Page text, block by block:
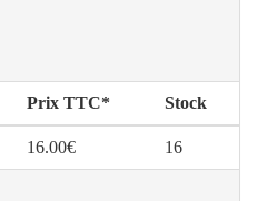
Jean-Robert
Prix TTC* Stock
16.00€ 16